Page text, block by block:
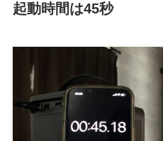
起動時間は45秒